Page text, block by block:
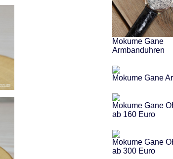
Mokume Gane
Armbanduhren
Mokume Gane
Mokume Gane
ab 160 Euro
Mokume Gane
ab 300 Euro